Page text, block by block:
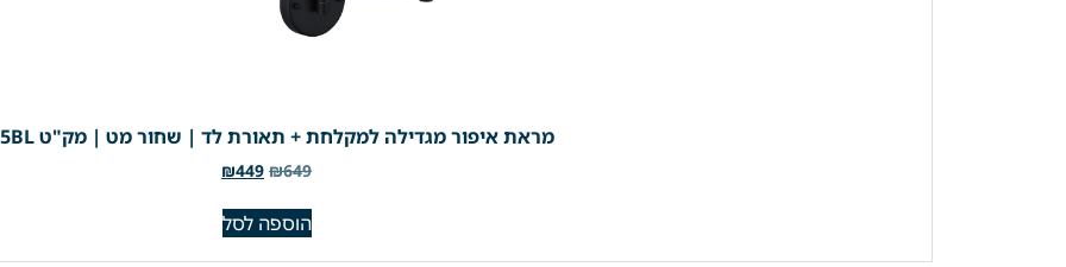
מראת איפור מגדילה למקלחת + תאורת לד | שחור מט | מק"ט 305BL
₪649
₪449
הוספה לסל